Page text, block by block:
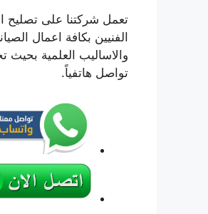
تعمل شركتنا على تصليح
الفنيين بكافة اعمال
والاساليب العلمية
تواصل هاتفياً.